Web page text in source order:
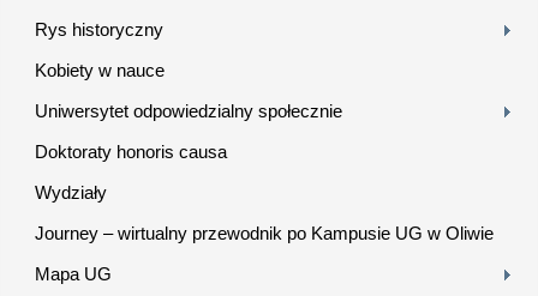
Rys historyczny
Kobiety w nauce
Uniwersytet odpowiedzialny społecznie
Doktoraty honoris causa
Wydziały
Journey – wirtualny przewodnik po Kampusie UG w Oliwie
Mapa UG